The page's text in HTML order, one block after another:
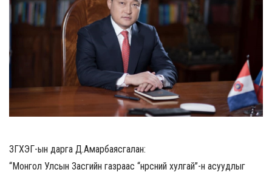
ЗГХЭГ-ын дарга Д.Амарбаясгалан:
“Монгол Улсын Засгийн газраас “нүүрсний хулгай”-н асуудлыг